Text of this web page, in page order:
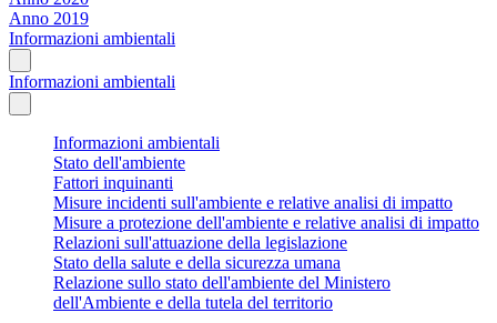
Anno 2019
Informazioni ambientali
Informazioni ambientali
Informazioni ambientali
Stato dell'ambiente
Fattori inquinanti
Misure incidenti sull'ambiente e relative analisi di impatto
Misure a protezione dell'ambiente e relative analisi di impatto
Relazioni sull'attuazione della legislazione
Stato della salute e della sicurezza umana
Relazione sullo stato dell'ambiente del Ministero
dell'Ambiente e della tutela del territorio